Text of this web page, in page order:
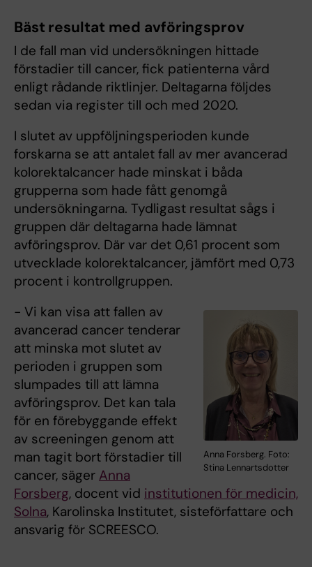
Bäst resultat med avföringsprov
I de fall man vid undersökningen hittade
förstadier till cancer, fick patienterna vård
enligt rådande riktlinjer. Deltagarna följdes
sedan via register till och med 2020.
I slutet av uppföljningsperioden kunde
forskarna se att antalet fall av mer avancerad
kolorektalcancer hade minskat i båda
grupperna som hade fått genomgå
undersökningarna. Tydligast resultat sågs i
gruppen där deltagarna hade lämnat
avföringsprov. Där var det 0,61 procent som
utvecklade kolorektalcancer, jämfört med 0,73
procent i kontrollgruppen.
Anna Forsberg. Foto:
Stina Lennartsdotter
− Vi kan visa att fallen av
avancerad cancer tenderar
att minska mot slutet av
perioden i gruppen som
slumpades till att lämna
avföringsprov. Det kan tala
för en förebyggande effekt
av screeningen genom att
man tagit bort förstadier till
cancer, säger Anna
Forsberg, docent vid institutionen för medicin,
Solna, Karolinska Institutet, sisteförfattare och
ansvarig för SCREESCO.